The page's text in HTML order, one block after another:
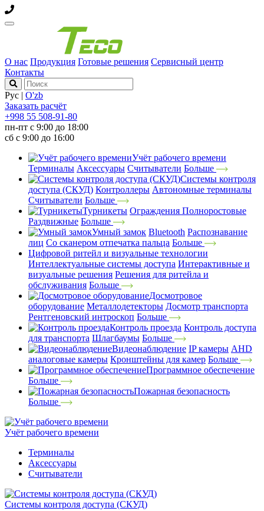
О нас Продукция Готовые решения Сервисный центр
Контакты
Рус | O'zb
Заказать расчёт
+998 55 508-91-80
пн-пт с 9:00 до 18:00
сб с 9:00 до 16:00
Учёт рабочего времени
Терминалы Аксессуары Считыватели Больше
Системы контроля
доступа (СКУД) Контроллеры Автономные терминалы
Считыватели Больше
Турникеты Ограждения Полноростовые
Раздвижные Больше
Умный замок Bluetooth Распознавание
лиц Со сканером отпечатка пальца Больше
Цифровой ритейл и визуальные технологии
Интеллектуальные системы доступа Интерактивные и
визуальные решения Решения для ритейла и
обслуживания Больше
Досмотровое
оборудование Металлодетекторы Досмотр транспорта
Рентгеновский интроскоп Больше
Контроль проезда Контроль доступа
для транспорта Шлагбаумы Больше
Видеонаблюдение IP камеры AHD
аналоговые камеры Кронштейны для камер Больше
Программное обеспечение
Больше
Пожарная безопасность
Больше
Учёт рабочего времени
Терминалы
Аксессуары
Считыватели
Системы контроля доступа (СКУД)